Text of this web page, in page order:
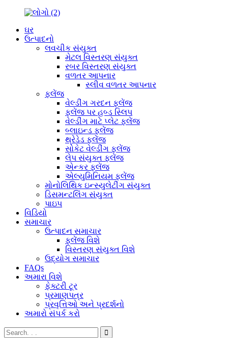
ઘર
ઉત્પાદનો
લવચીક સંયુક્ત
મેટલ વિસ્તરણ સંયુક્ત
રબર વિસ્તરણ સંયુક્ત
વળતર આપનાર
સ્લીવ વળતર આપનાર
ફ્લેંજ
વેલ્ડીંગ ગરદન ફ્લેંજ
ફ્લેંજ પર હબ્ડ સ્લિપ
વેલ્ડીંગ માટે પ્લેટ ફ્લેંજ
બ્લાઇન્ડ ફ્લેંજ
થ્રેડેડ ફ્લેંજ
સોકેટ વેલ્ડીંગ ફ્લેંજ
લેપ સંયુક્ત ફ્લેંજ
એન્કર ફ્લેંજ
એલ્યુમિનિયમ ફ્લેંજ
મોનોલિથિક ઇન્સ્યુલેટીંગ સંયુક્ત
ડિસમન્ટલિંગ સંયુક્ત
પાઇપ
વિડિયો
સમાચાર
ઉત્પાદન સમાચાર
ફ્લેંજ વિશે
વિસ્તરણ સંયુક્ત વિશે
ઉદ્યોગ સમાચાર
FAQs
અમારા વિશે
ફેક્ટરી ટૂર
પ્રમાણપત્ર
પ્રવૃત્તિઓ અને પ્રદર્શનો
અમારો સંપર્ક કરો